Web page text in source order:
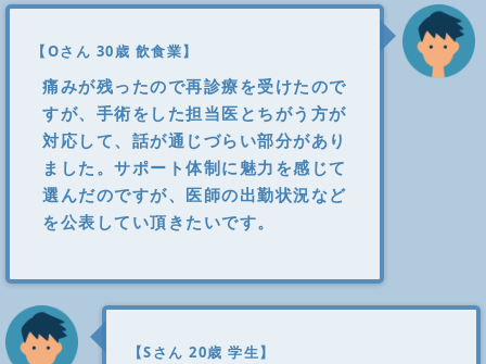
【Oさん 30歳 飲食業】
痛みが残ったので再診療を受けたので
すが、手術をした担当医とちがう方が
対応して、話が通じづらい部分があり
ました。サポート体制に魅力を感じて
選んだのですが、医師の出勤状況など
を公表してい頂きたいです。
【Sさん 20歳 学生】